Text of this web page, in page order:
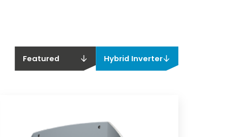
Featured Hybrid Inverter